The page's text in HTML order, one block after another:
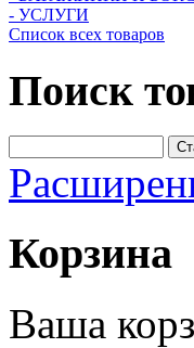
- УСЛУГИ
Список всех товаров
Поиск
Корзина
Ваша